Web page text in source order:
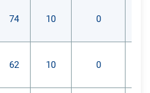
74 10 0
62 10 0